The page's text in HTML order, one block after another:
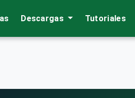
Descargas Tutoriales